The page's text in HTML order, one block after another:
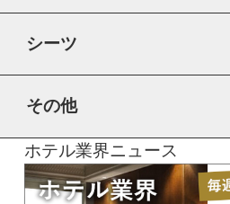
シーツ
その他
ホテル業界ニュース